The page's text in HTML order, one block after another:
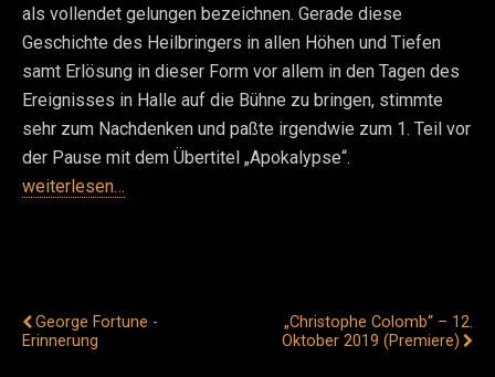
als vollendet gelungen bezeichnen. Gerade diese
Geschichte des Heilbringers in allen Höhen und Tiefen
samt Erlösung in dieser Form vor allem in den Tagen des
Ereignisses in Halle auf die Bühne zu bringen, stimmte
sehr zum Nachdenken und paßte irgendwie zum 1. Teil vor
der Pause mit dem Übertitel „Apokalypse“.
weiterlesen…
George Fortune -
Erinnerung
„Christophe Colomb“ – 12.
Oktober 2019 (Premiere)